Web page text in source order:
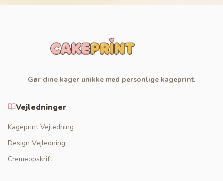
Gør dine kager unikke med personlige kageprint.
Vejledninger
Kageprint Vejledning
Design Vejledning
Cremeopskrift